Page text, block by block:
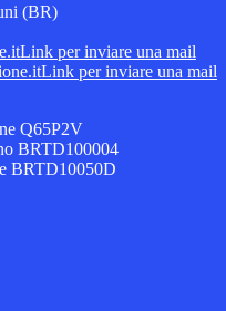
(BR)
Link per inviare una mail
Link per inviare una mail
Q65P2V
BRTD100004
BRTD10050D